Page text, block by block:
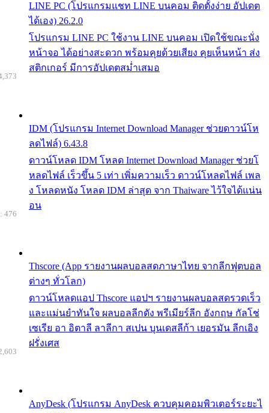
LINE PC (โปรแกรมแชท LINE บนคอม ติดตั้งง่าย อัปเดต
ได้เอง) 26.2.0
โปรแกรม LINE PC ใช้งาน LINE บนคอม เปิดใช้ขณะนั่ง
หน้าจอ ได้อย่างสะดวก พร้อมคุยด้วยเสียง คุยเห็นหน้า ส่ง
สติกเกอร์ มีการอัปเดตสม่ำเสมอ
IDM (โปรแกรม Internet Download Manager ช่วยดาวน์โห
ลดไฟล์) 6.43.8
ดาวน์โหลด IDM โหลด Internet Download Manager ช่วยโ
หลดไฟล์ เร็วขึ้น 5 เท่า เพิ่มความเร็ว ดาวน์โหลดไฟล์ เพล
ง โหลดหนัง โหลด IDM ล่าสุด จาก Thaiware ไว้ใจได้แน่น
อน
Thscore (App รายงานผลบอลสดภาษาไทย จากลีกฟุตบอล
ต่างๆ ทั่วโลก)
ดาวน์โหลดแอป Thscore แอปฯ รายงานผลบอลสดรวดเร็ว
และแม่นยำทันใจ ผลบอลลีกดัง พรีเมียร์ลีก อังกฤษ กัลโช่
เซเรีย อา อิตาลี ลาลีกา สเปน บุนเดสลีก้า เยอรมัน ลีกเอิง
ฝรั่งเศส
476
AnyDesk (โปรแกรม AnyDesk ควบคุมคอมพิวเตอร์ระยะไ